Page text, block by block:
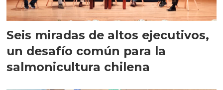
Seis miradas de altos ejecutivos,
un desafío común para la
salmonicultura chilena